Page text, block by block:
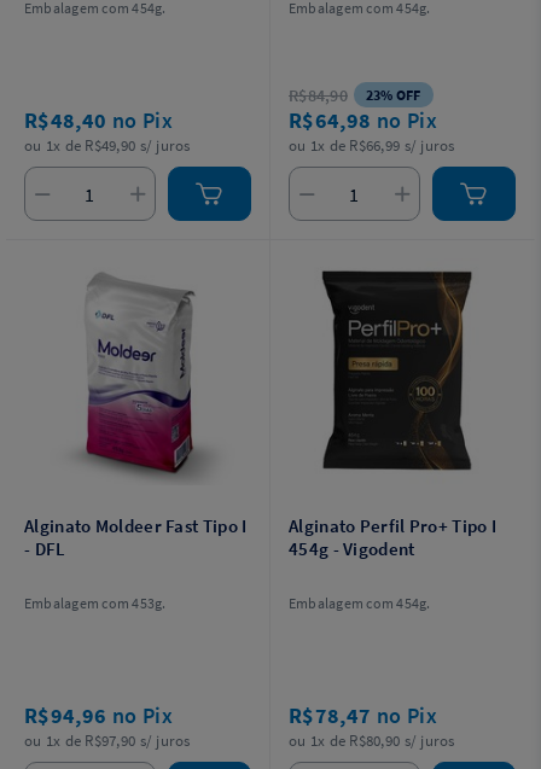
Embalagem com 454g.
R$48,40 no Pix
ou 1x de R$49,90 s/ juros
Embalagem com 454g.
R$84,90 23% OFF
R$64,98 no Pix
ou 1x de R$66,99 s/ juros
Alginato Moldeer Fast Tipo I
- DFL
Embalagem com 453g.
R$94,96 no Pix
ou 1x de R$97,90 s/ juros
Alginato Perfil Pro+ Tipo I
454g - Vigodent
Embalagem com 454g.
R$78,47 no Pix
ou 1x de R$80,90 s/ juros